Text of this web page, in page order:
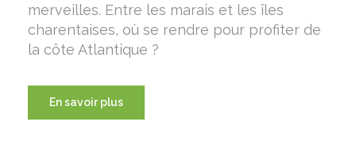
merveilles. Entre les marais et les îles
charentaises, où se rendre pour profiter de
la côte Atlantique ?
En savoir plus